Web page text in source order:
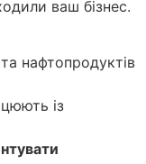
ваш бізнес.
нафтопродуктів
із